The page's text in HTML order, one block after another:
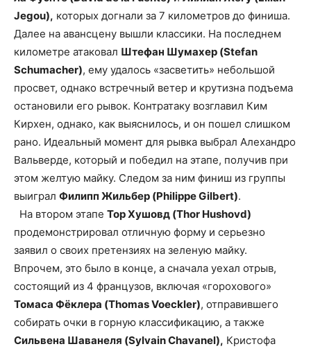
Jegou), которых догнали за 7 километров до финиша.
Далее на авансцену вышли классики. На последнем
километре атаковал Штефан Шумахер (Stefan
Schumacher), ему удалось «засветить» небольшой
просвет, однако встречный ветер и крутизна подъема
остановили его рывок. Контратаку возглавил Ким
Кирхен, однако, как выяснилось, и он пошел слишком
рано. Идеальный момент для рывка выбрал Алехандро
Вальверде, который и победил на этапе, получив при
этом желтую майку. Следом за ним финиш из группы
выиграл Филипп Жильбер (Philippe Gilbert).
На втором этапе Тор Хушовд (Thor Hushovd)
продемонстрировал отличную форму и серьезно
заявил о своих претензиях на зеленую майку.
Впрочем, это было в конце, а сначала уехал отрыв,
состоящий из 4 французов, включая «горохового»
Томаса Фёклера (Thomas Voeckler), отправившего
собирать очки в горную классификацию, а также
Сильвена Шаванеля (Sylvain Chavanel), Кристофа